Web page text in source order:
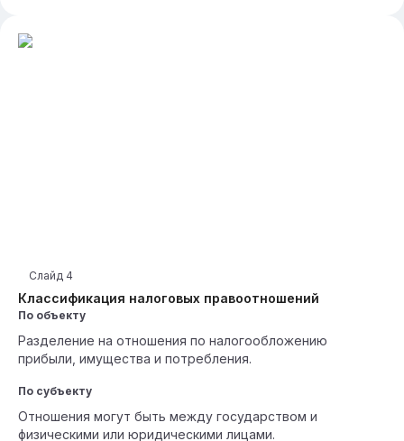
Классификация налоговых правоотношений
Слайд 4
По объекту
Разделение на отношения по налогообложению
прибыли, имущества и потребления.
По субъекту
Отношения могут быть между государством и
физическими или юридическими лицами.